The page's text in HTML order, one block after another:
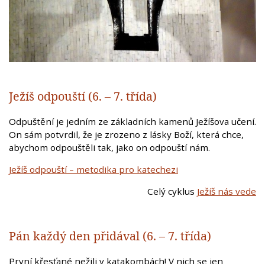
Ježíš odpouští (6. – 7. třída)
Odpuštění je jedním ze základních kamenů Ježíšova učení.
On sám potvrdil, že je zrozeno z lásky Boží, která chce,
abychom odpouštěli tak, jako on odpouští nám.
Ježíš odpouští – metodika pro katechezi
Celý cyklus Ježíš nás vede
Pán každý den přidával (6. – 7. třída)
První křesťané nežili v katakombách! V nich se jen